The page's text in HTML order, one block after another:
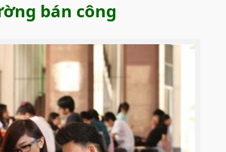
bán công